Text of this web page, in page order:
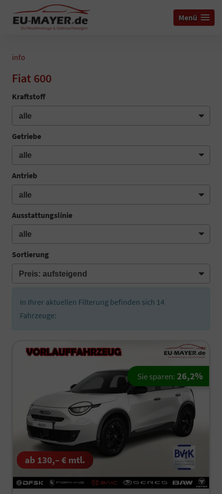
Menü
info
Fiat 600
Kraftstoff
Getriebe
Antrieb
Ausstattungslinie
Sortierung
In Ihrer aktuellen Filterung befinden sich 14
Fahrzeuge:
ab 130,– € mtl.
Sie sparen: 26,2%